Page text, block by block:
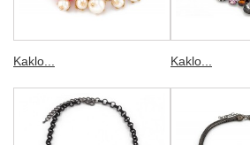
Kaklo... Kaklo...